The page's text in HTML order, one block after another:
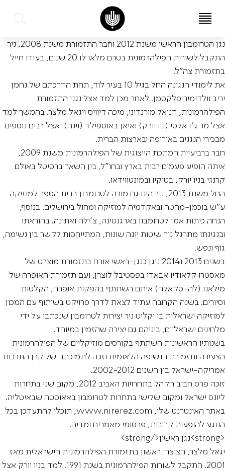
נגן הטרומבון הראשי משנת 2012 וחבר התזמורת משנת 2008, ניר
התקבל לשורות הפילהרמונית בטרם מלאו לו 20 שנים, בעודו חייל
בתזמורת צה״ל.
את לימודי הנגינה החל בגיל 10 בעיר לוד, תחת הדרכתם של נחמן
יריב וולדימיר פלקסמן. לאחר מכן למד אצל נגני התזמורת
הפילהרמונית, דניאל מורנדיני, מיכה דיוויס ויגאל מלצר. בהמשך למד
אצל מר ג׳ו אלסי (ניו יורק) ואיאן באוספילד (וינה) ואצל רבים נוספים
מבכירי הנגנים באירופה ובארצות הברית.
חבר ברביעיית המתכת הייצוגית של הפילהרמונית משנת 2009,
איתה הופיע פעמים רבות בארץ ובחו״ל, בין השאר ברסיטל באולם
קרנגי בניו יורק, בטוקיו ובמונטווידאו.
החל משנת 2013, ניר הינו גם מורה לטרומבון בבית הספר למוזיקה
ע״ש בוכמן-מהטה ובאקדמיה למוזיקה ומחול בירושלים. בנוסף,
הנחה כיתות אמן לטרומבון בארגנטינה, צ׳ילה ואתונה. בהוראתו
ובנגינתו מתרגל ניר שיטות יוגה שונות, המתייחסות לקשר בין נשימה,
גוף ונפש.
בשנים 2013 ו2014 ניגן כנגן-ראשי אורח בתזמורת מוצרט של
מאסטרו קלאודיו אבאדו בפסטיבל לוצרן, ועם תזמורת האופרה של
מילאנו (לה-סקאלה) איתם השתתף בהפקות אופרה, הקלטות
וסיורים. בשנה הקרובה עתיד לצאת לדרך פרויקט בשיתוף עם המכון
למוזיקה ישראלית בו יקליט ניר יצירות לטרומבון שנכתבו על ידי
מלחינים ישראליים, ביניהם גם יצירה שהזמין במיוחד.
בשנותיו הראשונות השתתף בקורסים מוזיקליים של הפילהרמונית
הצעירה ותזמורת הנשיפה הלאומית וזכה לתמיכתה של קרן התרבות
אמריקה-ישראל בין השנים 2002-2012.
זוכה פרס חביב הקהל בתחרויות האביב 2012, מקום שני בתחרות
ליונס ישראל ומקום שלישי בתחרות לטרומבון באאוסטה שבאיטליה.
באתר האינטרנט שלו, www.nirerez.com, תוכלו להתעדכן בכל
הנוגע להופעות קרובות, פרסומי מאמרים ומדיה.
<strong>נגן ראשון</strong>
יגאל מלצר, חצוצרן ראשון בתזמורת הפילהרמונית הישראלית מאז
2001. התקבל לשורות הפילהרמונית בשנת 1991. למד בניו יורק אצל